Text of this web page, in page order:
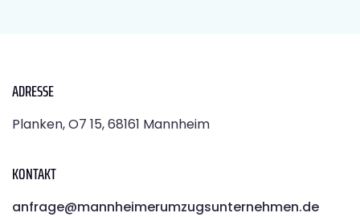
ADRESSE
Planken, O7 15, 68161 Mannheim
KONTAKT
anfrage@mannheimerumzugsunternehmen.de